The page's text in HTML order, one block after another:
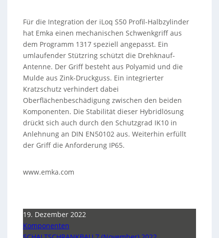
Für die Integration der iLoq S50 Profil-Halbzylinder
hat Emka einen mechanischen Schwenkgriff aus
dem Programm 1317 speziell angepasst. Ein
umlaufender Stützring schützt die Drehknauf-
Antenne. Der Griff besteht aus Polyamid und die
Mulde aus Zink-Druckguss. Ein integrierter
Kratzschutz verhindert dabei
Oberflächenbeschädigung zwischen den beiden
Komponenten. Die Stabilität dieser Hybridlösung
drückt sich auch durch den Schutzgrad IK10 in
Anlehnung an DIN EN50102 aus. Weiterhin erfüllt
der Griff die Anforderung IP65.
www.emka.com
19. Dezember 2022
Komponenten